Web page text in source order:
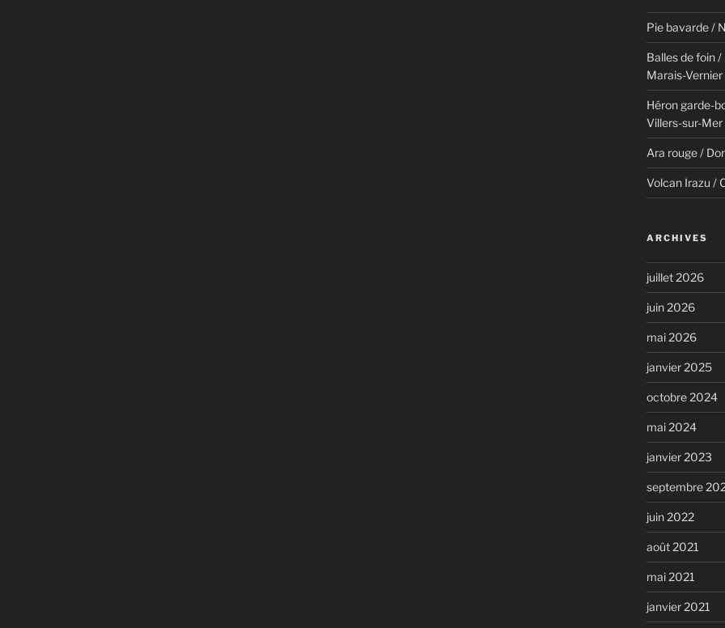
Pie bavarde /
Balles de foin
Marais-Vernier
Héron garde-
Villers-sur-Mer
Ara rouge /
Volcan Irazu /
ARCHIVES
juillet 2026
juin 2026
mai 2026
janvier 2025
octobre 2024
mai 2024
janvier 2023
septembre
juin 2022
août 2021
mai 2021
janvier 2021